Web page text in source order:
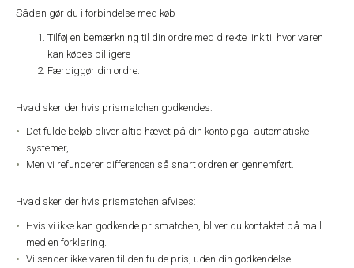
Sådan gør du i forbindelse med køb
Tilføj en bemærkning til din ordre med direkte link til hvor varen
kan købes billigere
Færdiggør din ordre.
Hvad sker der hvis prismatchen godkendes:
Det fulde beløb bliver altid hævet på din konto pga. automatiske
systemer,
Men vi refunderer differencen så snart ordren er gennemført.
Hvad sker der hvis prismatchen afvises:
Hvis vi ikke kan godkende prismatchen, bliver du kontaktet på mail
med en forklaring.
Vi sender ikke varen til den fulde pris, uden din godkendelse.